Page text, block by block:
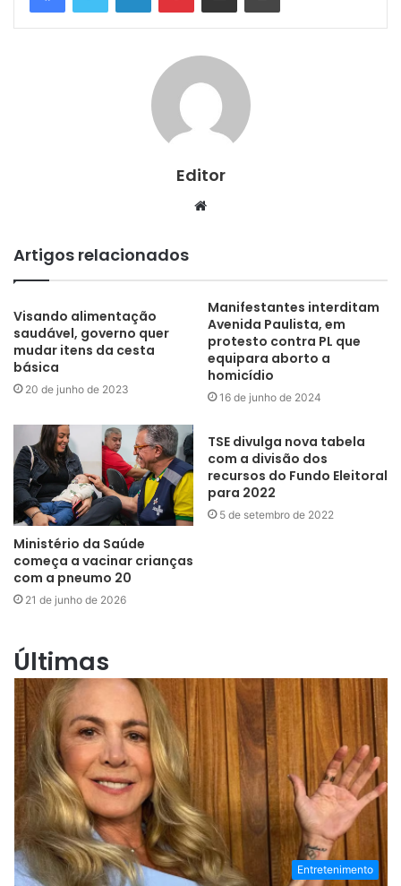
Editor
Website
Artigos relacionados
Visando alimentação
saudável, governo quer
mudar itens da cesta
básica
20 de junho de 2023
Manifestantes interditam
Avenida Paulista, em
protesto contra PL que
equipara aborto a
homicídio
16 de junho de 2024
Ministério da Saúde
começa a vacinar crianças
com a pneumo 20
21 de junho de 2026
TSE divulga nova tabela
com a divisão dos
recursos do Fundo Eleitoral
para 2022
5 de setembro de 2022
Últimas
Entretenimento